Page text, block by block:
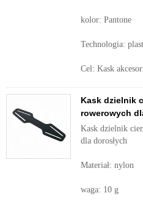
kolor: Pantone
Technologia:
Cel: Kask
Kask dzielnik
rowerowych
Kask dzielnik
dla dorosłych
Materiał: nylon
waga: 10 g